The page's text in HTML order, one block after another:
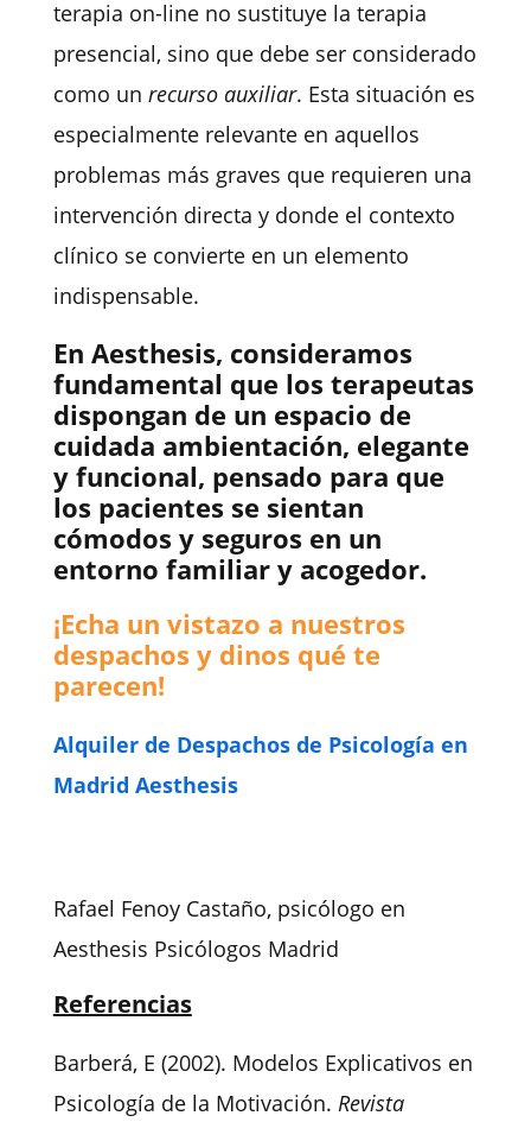
terapia on-line no sustituye la terapia
presencial, sino que debe ser considerado
como un recurso auxiliar. Esta situación es
especialmente relevante en aquellos
problemas más graves que requieren una
intervención directa y donde el contexto
clínico se convierte en un elemento
indispensable.
En Aesthesis, consideramos
fundamental que los terapeutas
dispongan de un espacio de
cuidada ambientación, elegante
y funcional, pensado para que
los pacientes se sientan
cómodos y seguros en un
entorno familiar y acogedor.
¡Echa un vistazo a nuestros
despachos y dinos qué te
parecen!
Alquiler de Despachos de Psicología en
Madrid Aesthesis
Rafael Fenoy Castaño, psicólogo en
Aesthesis Psicólogos Madrid
Referencias
Barberá, E (2002). Modelos Explicativos en
Psicología de la Motivación. Revista